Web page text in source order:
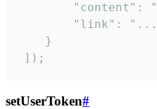
"content":
"link":
    }
]);
setUserToken#